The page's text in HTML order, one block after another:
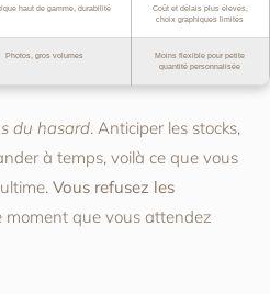
haut de gamme, durabilité
Coût et délais plus élevés,
choix graphiques limités
Photos, gros volumes
Moins flexible pour petite
quantité personnalisée
du hasard. Anticiper les stocks,
à temps, voilà ce que vous
Vous refusez les
moment que vous attendez